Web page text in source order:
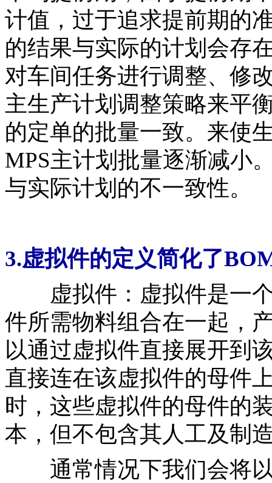
计值，过于追求提前期的
的结果与实际的计划会存
对车间任务进行调整、修
主生产计划调整策略来平
的定单的批量一致。来使
MPS主计划批量逐渐减小
与实际计划的不一致性。
3.虚拟件的定义简化了
虚拟件：虚拟件是一个
件所需物料组合在一起，
以通过虚拟件直接展开到
直接连在该虚拟件的母件
时，这些虚拟件的母件的
本，但不包含其人工及制
通常情况下我们会将以